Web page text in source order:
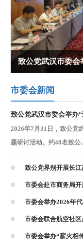
市委会新闻
致公党武汉市委会举办
2026年7月31日，致公党
题研讨活动。约40名致公
市委会赴市商务局